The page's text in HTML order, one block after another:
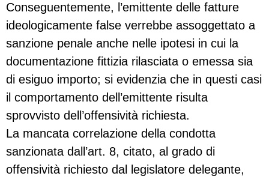
Conseguentemente, l’emittente delle fatture
ideologicamente false verrebbe assoggettato a
sanzione penale anche nelle ipotesi in cui la
documentazione fittizia rilasciata o emessa sia
di esiguo importo; si evidenzia che in questi casi
il comportamento dell’emittente risulta
sprovvisto dell’offensività richiesta.
La mancata correlazione della condotta
sanzionata dall’art. 8, citato, al grado di
offensività richiesto dal legislatore delegante,